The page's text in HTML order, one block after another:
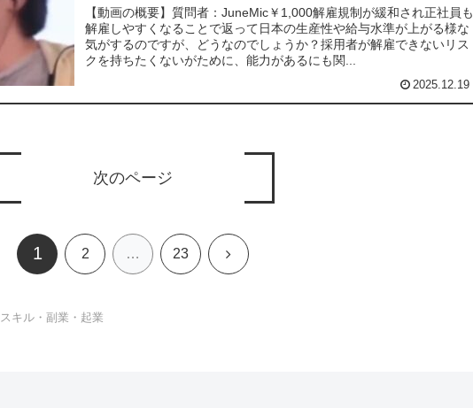
ろゆき切り抜き 20230323
【動画の概要】質問者：JuneMic￥1,000解雇規制が緩和され正社員も
解雇しやすくなることで返って日本の生産性や給与水準が上がる様な
気がするのですが、どうなのでしょうか？採用者が解雇できないリス
クを持ちたくないがために、能力があるにも関...
2025.12.19
次のページ
1 2 … 23 次
スキル・副業・起業